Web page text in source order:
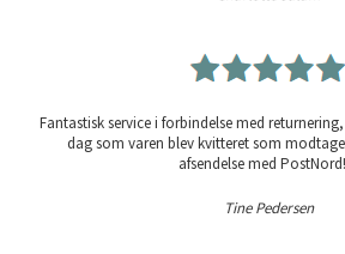
Fantastisk service i forbindelse med
dag som varen blev kvitteret som
afsendelse med
Tine Pedersen